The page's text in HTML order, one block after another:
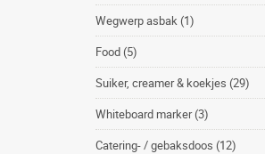
Wegwerp asbak (1)
Food (5)
Suiker, creamer & koekjes (29)
Whiteboard marker (3)
Catering- / gebaksdoos (12)